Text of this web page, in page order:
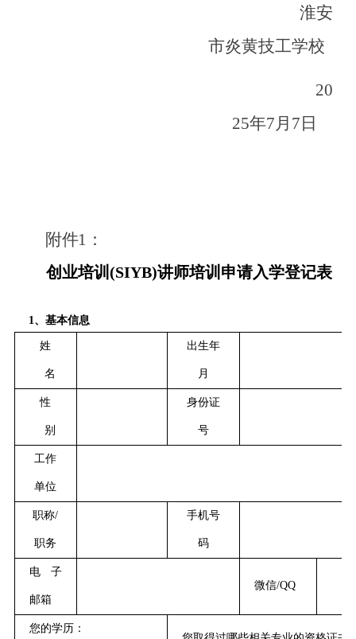
淮安
市炎黄技工学校
20
25年7月 7日
附件1：
创业培训 (SIYB)讲师培训申请入学登记表
1、基本信息
姓
名
出生年
月
性
别
身份证
号
工作
单位
职称/
职务
手机号
码
电子
邮箱
微信/QQ
您的学历：